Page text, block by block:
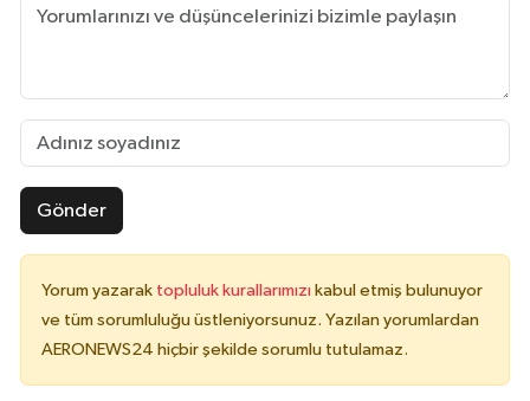
Gönder
Yorum yazarak topluluk kurallarımızı kabul etmiş bulunuyor
ve tüm sorumluluğu üstleniyorsunuz. Yazılan yorumlardan
AERONEWS24 hiçbir şekilde sorumlu tutulamaz.